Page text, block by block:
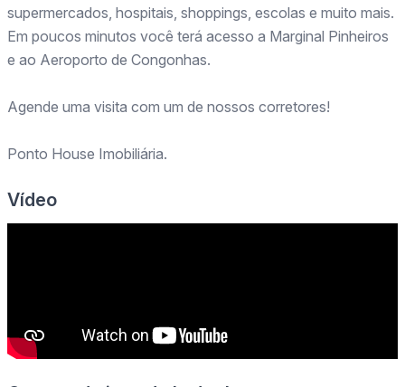
supermercados, hospitais, shoppings, escolas e muito mais.
Em poucos minutos você terá acesso a Marginal Pinheiros
e ao Aeroporto de Congonhas.
Agende uma visita com um de nossos corretores!
Ponto House Imobiliária.
Vídeo